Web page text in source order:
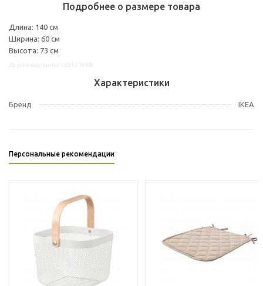
Подробнее о размере товара
Длина: 140 см
Ширина: 60 см
Высота: 73 см
Характеристики
Бренд IKEA
Персональные рекомендации